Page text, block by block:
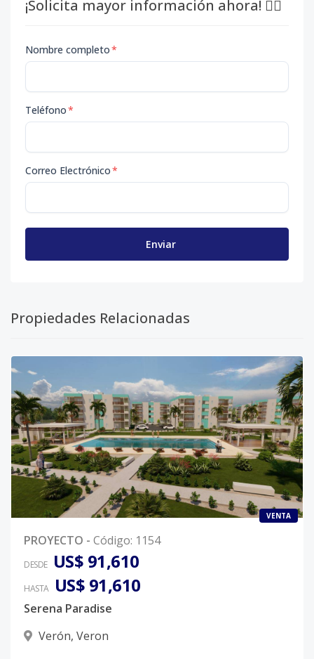
¡Solicita mayor información ahora! 👇🏽
Nombre completo*
Teléfono*
Correo Electrónico*
Enviar
Propiedades Relacionadas
VENTA
PROYECTO - Código: 1154
DESDE US$ 91,610
HASTA US$ 91,610
Serena Paradise
Verón, Veron